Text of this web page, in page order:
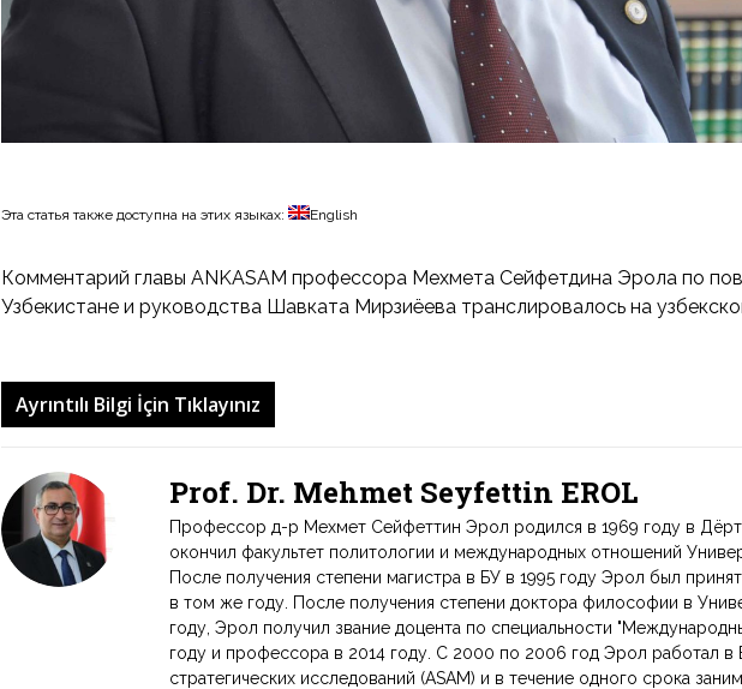
Эта статья также доступна на этих языках: English
Комментарий главы ANKASAM профессора Мехмета Сейфетдина Эрола по
Узбекистане и руководства Шавката Мирзиёева транслировалось на
Ayrıntılı Bilgi İçin Tıklayınız
Prof. Dr. Mehmet Seyfettin EROL
Профессор д-р Мехмет Сейфеттин Эрол родился в 1969 году в
окончил факультет политологии и международных отношений
После получения степени магистра в БУ в 1995 году Эрол был
в том же году. После получения степени доктора философии в
году, Эрол получил звание доцента по специальности
году и профессора в 2014 году. С 2000 по 2006 год Эрол работал в
стратегических исследований (ASAM) и в течение одного срока